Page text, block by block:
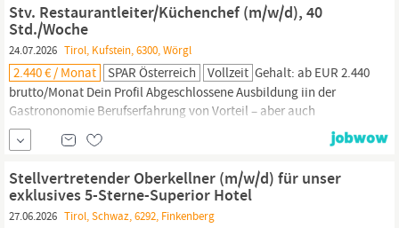
Stv. Restaurantleiter/Küchenchef (m/w/d), 40
Std./Woche
24.07.2026 Tirol, Kufstein, 6300, Wörgl
2.440 € / Monat SPAR Österreich Vollzeit Gehalt: ab EUR 2.440
brutto/Monat Dein Profil Abgeschlossene Ausbildung iin der
Gastrononomie Berufserfahrung von Vorteil – aber auch
Quereinsteiger sind willkommen Verantwortungs- und
Qualitätsbewusstsein sowie gepflegte Ausstrahlung
Deutschkenntnisse, die eine einwandfreie Kommunikation
gewährleisten Unser Angebot Mehr im Börserl: Kollektivvertrags-
Mindestgehalt ab €...
Stellvertretender Oberkellner (m/w/d) für unser
exklusives 5-Sterne-Superior Hotel
27.06.2026 Tirol, Schwaz, 6292, Finkenberg